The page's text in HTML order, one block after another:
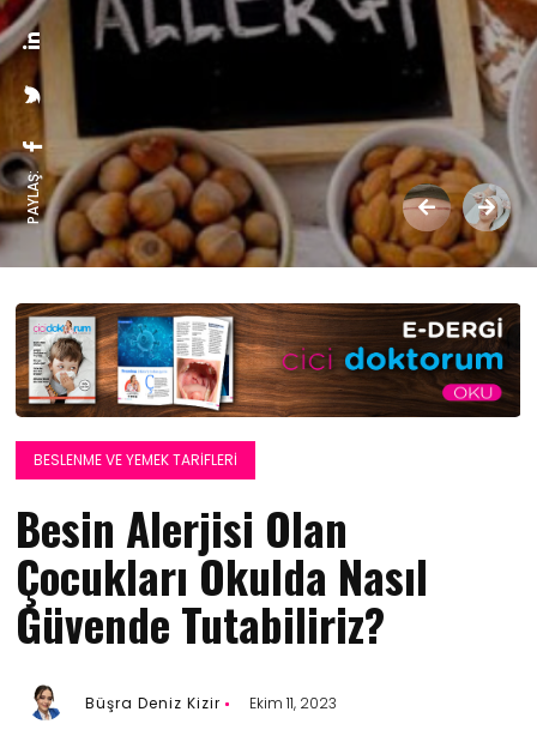
PAYLAŞ:
BESLENME VE YEMEK TARIFLERI
Besin Alerjisi Olan
Çocukları Okulda Nasıl
Güvende Tutabiliriz?
Büşra Deniz Kizir Ekim 11, 2023